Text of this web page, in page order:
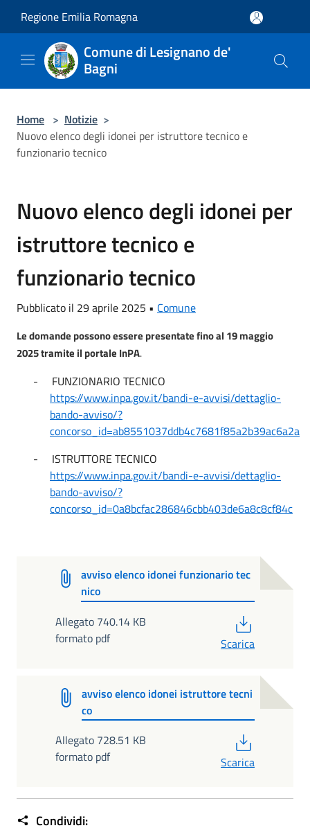
Regione Emilia Romagna
Comune di Lesignano de'
Bagni
Home > Notizie >
Nuovo elenco degli idonei per istruttore tecnico e
funzionario tecnico
Nuovo elenco degli idonei per
istruttore tecnico e
funzionario tecnico
Pubblicato il 29 aprile 2025 • Comune
Le domande possono essere presentate fino al 19 maggio
2025 tramite il portale InPA.
-
FUNZIONARIO TECNICO
https://www.inpa.gov.it/bandi-e-avvisi/dettaglio-
bando-avviso/?
concorso_id=ab8551037ddb4c7681f85a2b39ac6a2a
-
ISTRUTTORE TECNICO
https://www.inpa.gov.it/bandi-e-avvisi/dettaglio-
bando-avviso/?
concorso_id=0a8bcfac286846cbb403de6a8c8cf84c
avviso elenco idonei funzionario tec
nico
Allegato 740.14 KB
formato pdf
Scarica
avviso elenco idonei istruttore tecni
co
Allegato 728.51 KB
formato pdf
Scarica
Condividi: